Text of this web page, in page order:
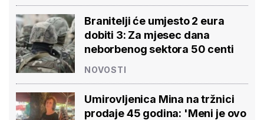
Branitelji će umjesto 2 eura
dobiti 3: Za mjesec dana
neborbenog sektora 50 centi
NOVOSTI
Umirovljenica Mina na tržnici
prodaje 45 godina: 'Meni je ovo